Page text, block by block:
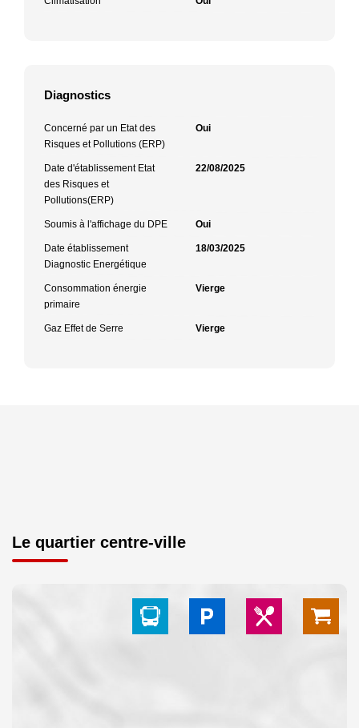
Diagnostics
Concerné par un Etat des
Risques et Pollutions (ERP)
Oui
Date d'établissement Etat
des Risques et
Pollutions(ERP)
22/08/2025
Soumis à l'affichage du DPE Oui
Date établissement
Diagnostic Energétique
18/03/2025
Consommation énergie
primaire
Vierge
Gaz Effet de Serre Vierge
Le quartier centre-ville